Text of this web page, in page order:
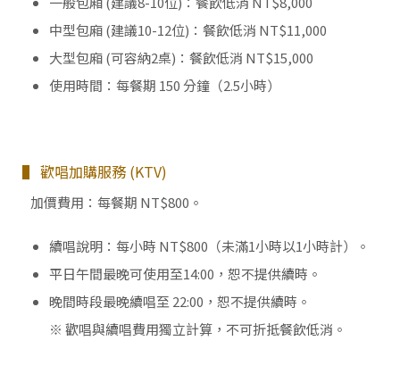
中型包廂 (建議10-12位)：餐飲低消 NT$11,000
大型包廂 (可容納2桌)：餐飲低消 NT$15,000
使用時間：每餐期 150 分鐘（2.5小時）
▌ 歡唱加購服務 (KTV)
加價費用：每餐期 NT$800。
續唱說明：每小時 NT$800（未滿1小時以1小時計）。
平日午間最晚可使用至14:00，恕不提供續時。
晚間時段最晚續唱至 22:00，恕不提供續時。
※ 歡唱與續唱費用獨立計算，不可折抵餐飲低消。